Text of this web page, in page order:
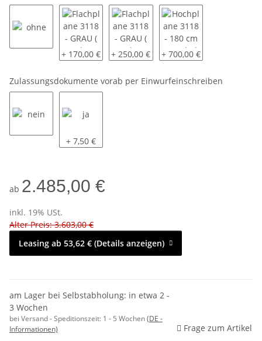
Flachplane 3118 - GRAU ( andere Farben auf
+ 170,00 € Flachplane 3118 - GRAU ( andere
+ 250,00 € Hochplane 3118 - 180
+ 700,00 €
Zulassungsdokumente vorab per Einwurfeinschreiben
ja
+ 7,50 €
ab 2.485,00 €
inkl. 19% USt.
Alter Preis: 3.603,00 €
Leasing ab 53,62 € (Details anzeigen)
am Lager bei Selbstabholung: in etwa 2 -
3 Wochen
bei Versand - Speditionszeit: 1 - 5 Wochen(DE -
Informationen)
Frage zum Artikel